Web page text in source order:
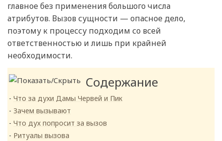
главное без применения большого числа
атрибутов. Вызов сущности — опасное дело,
поэтому к процессу подходим со всей
ответственностью и лишь при крайней
необходимости.
Содержание
Что за духи Дамы Червей и Пик
Зачем вызывают
Что дух попросит за вызов
Ритуалы вызова